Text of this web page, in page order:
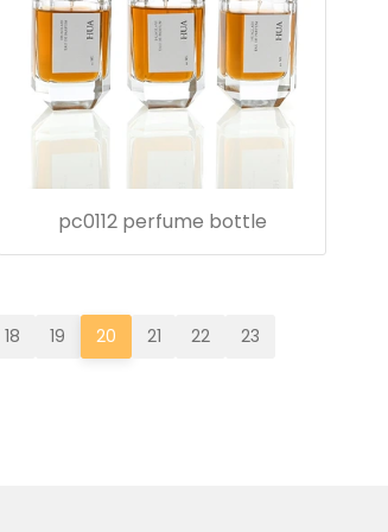
pc0112 perfume bottle
18 19 20 21 22
23